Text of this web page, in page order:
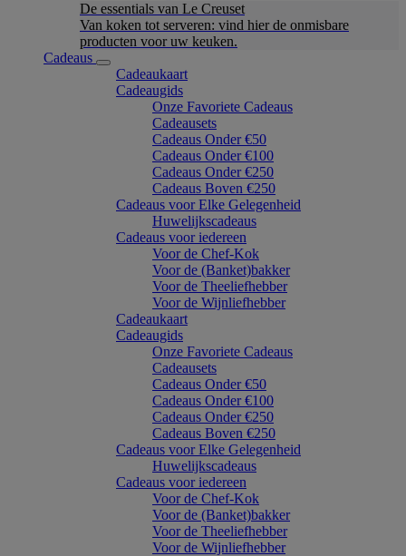
De essentials van Le Creuset
Van koken tot serveren: vind hier de onmisbare
producten voor uw keuken.
Cadeaus
Cadeaukaart
Cadeaugids
Onze Favoriete Cadeaus
Cadeausets
Cadeaus Onder €50
Cadeaus Onder €100
Cadeaus Onder €250
Cadeaus Boven €250
Cadeaus voor Elke Gelegenheid
Huwelijkscadeaus
Cadeaus voor iedereen
Voor de Chef-Kok
Voor de (Banket)bakker
Voor de Theeliefhebber
Voor de Wijnliefhebber
Cadeaukaart
Cadeaugids
Onze Favoriete Cadeaus
Cadeausets
Cadeaus Onder €50
Cadeaus Onder €100
Cadeaus Onder €250
Cadeaus Boven €250
Cadeaus voor Elke Gelegenheid
Huwelijkscadeaus
Cadeaus voor iedereen
Voor de Chef-Kok
Voor de (Banket)bakker
Voor de Theeliefhebber
Voor de Wijnliefhebber